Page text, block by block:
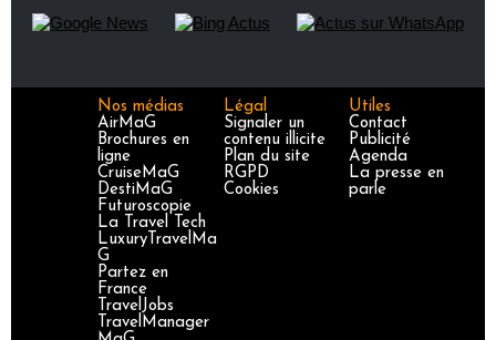
Nos médias
AirMaG
Brochures en
ligne
CruiseMaG
DestiMaG
Futuroscopie
La Travel Tech
LuxuryTravelMa
G
Partez en
France
TravelJobs
TravelManager
Légal
Signaler un
contenu illicite
Plan du site
RGPD
Cookies
Utiles
Contact
Publicité
Agenda
La presse en
parle